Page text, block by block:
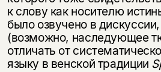
к слову как носителю
было озвучено в
(возможно, наследующее
отличать от
языку в венской традиции